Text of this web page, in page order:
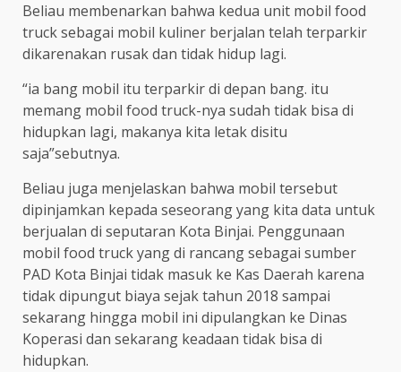
Beliau membenarkan bahwa kedua unit mobil food
truck sebagai mobil kuliner berjalan telah terparkir
dikarenakan rusak dan tidak hidup lagi.
“ia bang mobil itu terparkir di depan bang. itu
memang mobil food truck-nya sudah tidak bisa di
hidupkan lagi, makanya kita letak disitu
saja”sebutnya.
Beliau juga menjelaskan bahwa mobil tersebut
dipinjamkan kepada seseorang yang kita data untuk
berjualan di seputaran Kota Binjai. Penggunaan
mobil food truck yang di rancang sebagai sumber
PAD Kota Binjai tidak masuk ke Kas Daerah karena
tidak dipungut biaya sejak tahun 2018 sampai
sekarang hingga mobil ini dipulangkan ke Dinas
Koperasi dan sekarang keadaan tidak bisa di
hidupkan.